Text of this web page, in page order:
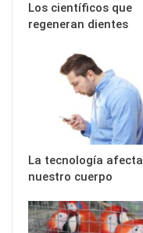
Los científicos que
regeneran dientes
La tecnología afecta
nuestro cuerpo